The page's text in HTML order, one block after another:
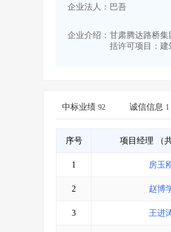
招标信息>
企业法人：巴吾
企业介绍： 甘肃腾达路桥集
括许可项目：
中标业绩 92 诚信信息 1
序号 项目经理 （
1 房玉
2 赵博
3 王进